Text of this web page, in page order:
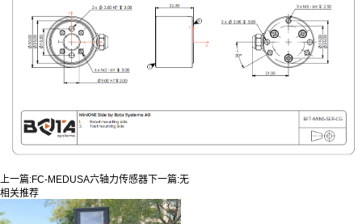
上一篇:FC-MEDUSA六轴力传感器 下一篇:无
相关推荐